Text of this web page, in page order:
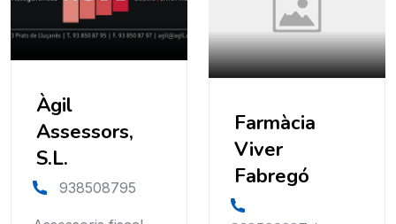
Àgil
Assessors,
S.L.
938508795
Farmàcia
Viver
Fabregó